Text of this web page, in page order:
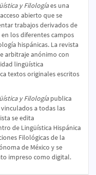
y Filologíaes una
abierto que se
trabajos derivados de
los diferentes campos
hispánicas. La revista
arbitraje anónimo con
lingüística
textos originales escritos
y Filologíapublica
a todas las
se edita
de Lingüística Hispánica
Filológicas de la
de México y se
impreso como digital.